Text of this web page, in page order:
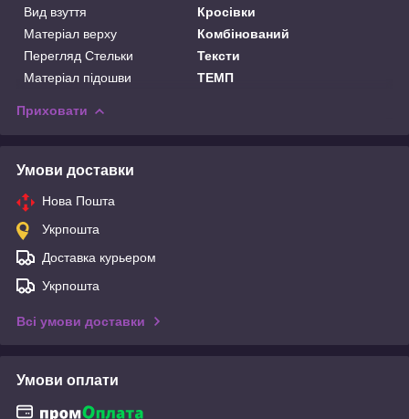
Вид взуття
Кросівки
Матеріал верху
Комбінований
Перегляд Стельки
Тексти
Матеріал підошви
ТЕМП
Приховати
Умови доставки
Нова Пошта
Укрпошта
Доставка курьером
Укрпошта
Всі умови доставки
Умови оплати